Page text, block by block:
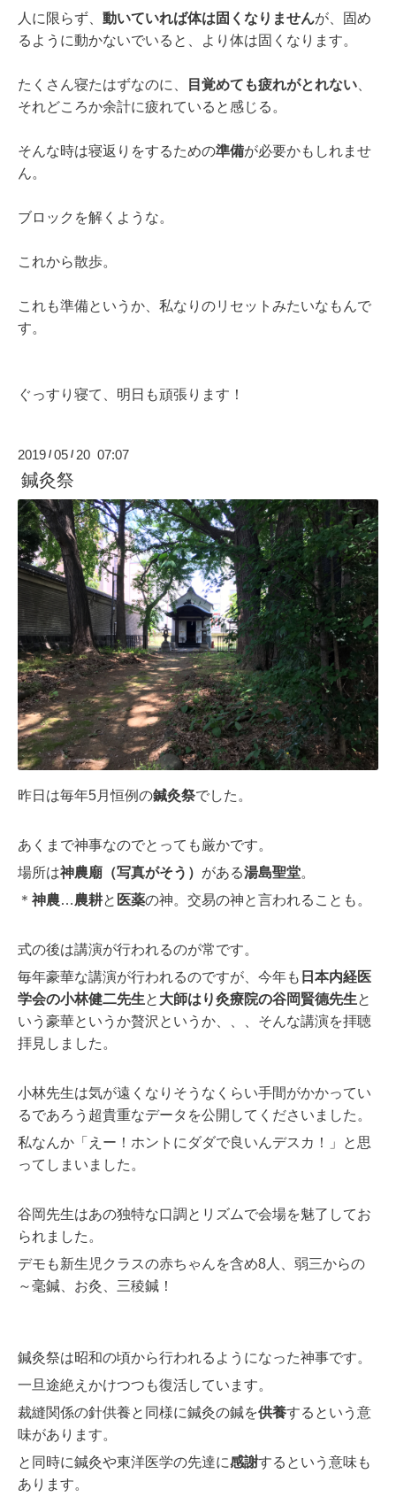
人に限らず、 動いていれば体は固くなりませんが、固め
るように動かないでいると、より体は固くなります。
たくさん寝たはずなのに、 目覚めても疲れがとれない
それどころか余計に疲れていると感じる。
そんな時は寝返りをするための準備が必要かもしれませ
ん。
ブロックを解くような。
これから散歩。
これも準備というか、私なりのリセットみたいなもんで
す。
ぐっすり寝て、明日も頑張ります！
2019 /05 / 20 07:07
鍼灸祭
昨日は毎年5月恒例の鍼灸祭でした。
あくまで神事なのでとっても厳かです。
場所は神農廟（写真がそう） がある湯島聖堂。
＊ 神農…農耕と 医薬の神。交易の神と言われることも。
式の後は講演が行われるのが常です。
毎年豪華な講演が行われるのですが、今年も 日本内経医
学会の小林健二先生と 大師はり灸療院の谷岡賢德先生と
いう豪華というか贅沢というか、、、そんな講演を拝聴
拝見しました。
小林先生は気が遠くなりそうなくらい手間がかかってい
るであろう超貴重なデータを公開してくださいました。
私なんか「えー！ホントにダダで良いんデスカ！」と思
ってしまいました。
谷岡先生はあの独特な口調とリズムで会場を魅了してお
られました。
デモも新生児クラスの赤ちゃんを含め8人、弱三からの
～毫鍼、お灸、三稜鍼！
鍼灸祭は昭和の頃から行われるようになった神事です。
一旦途絶えかけつつも復活しています。
裁縫関係の針供養と同様に鍼灸の鍼を供養するという意
味があります。
と 同時に鍼灸や東洋医学の先達に感謝するという意味も
あります。